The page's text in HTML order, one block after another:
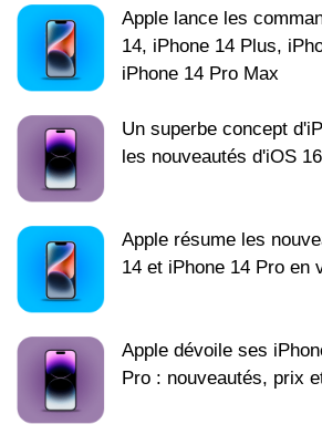
Apple lance les
14, iPhone 14 Plus,
iPhone 14 Pro Max
Un superbe concept
les nouveautés d'iOS 16
Apple résume les
14 et iPhone 14 Pro en
Apple dévoile ses
Pro : nouveautés, prix